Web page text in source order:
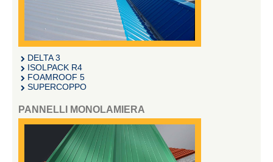
DELTA 3
ISOLPACK R4
FOAMROOF 5
SUPERCOPPO
PANNELLI MONOLAMIERA